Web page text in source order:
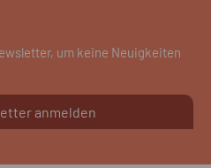
um keine Neuigkeiten
anmelden